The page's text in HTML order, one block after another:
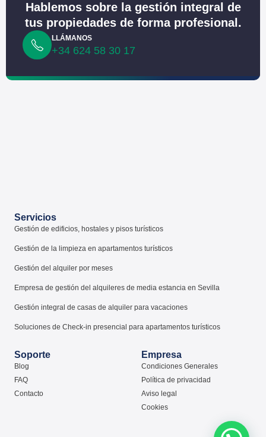
Hablemos sobre la gestión integral de
tus propiedades de forma profesional.
LLÁMANOS
+34 624 58 30 17
Servicios
Gestión de edificios, hostales y pisos turísticos
Gestión de la limpieza en apartamentos turísticos
Gestión del alquiler por meses
Empresa de gestión del alquileres de media estancia en Sevilla
Gestión integral de casas de alquiler para vacaciones
Soluciones de Check-in presencial para apartamentos turísticos
Soporte
Blog
FAQ
Contacto
Empresa
Condiciones Generales
Política de privacidad
Aviso legal
Cookies